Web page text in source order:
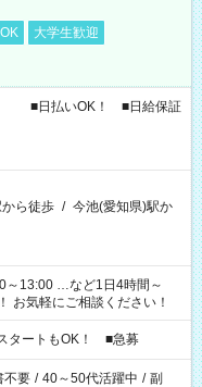
大学生歓迎
） ■日払いOK！ ■日給保証
ら徒歩 / 今池(愛知県)駅か
1日4時間～
！ お気軽にご相談ください！
タートもOK！ ■急募
不要 / 40～50代活躍中 / 副